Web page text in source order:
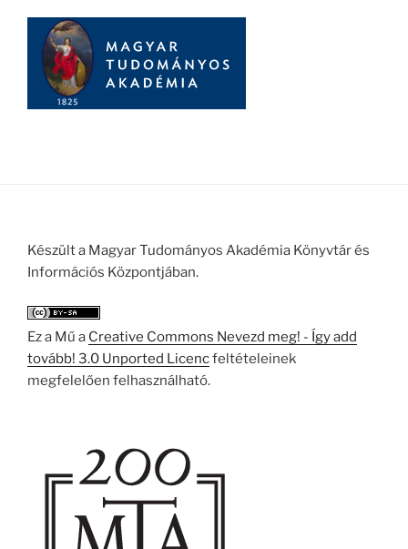
Készült a Magyar Tudományos Akadémia Könyvtár és
Információs Központjában.
Ez a Mű a Creative Commons Nevezd meg! - Így add
tovább! 3.0 Unported Licencfeltételeinek
megfelelően felhasználható.